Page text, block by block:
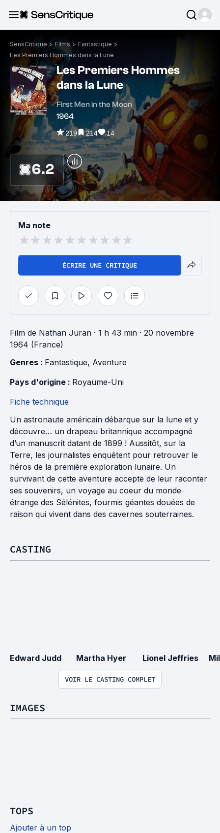
SensCritique > Films > Fantastique >
Les Premiers Hommes dans la Lune
Les Premiers Hommes
dans la Lune
First Men in the Moon
1964
219 214 14
6.2
Ma note
ÉCRIRE UNE CRITIQUE
Film de Nathan Juran · 1 h 43 min · 20 novembre
1964 (France)
Genres : Fantastique, Aventure
Pays d'origine : Royaume-Uni
Fiche technique
Un astronaute américain débarque sur la lune et y
découvre… un drapeau britannique accompagné
d’un manuscrit datant de 1899 ! Aussitôt, sur la
Terre, les journalistes enquêtent pour retrouver le
héros de la première exploration lunaire. Un
survivant de cette aventure accepte de leur raconter
ses souvenirs, un voyage au coeur du monde
étrange des Sélénites, fourmis géantes douées de
raison qui vivent dans des cavernes souterraines.
CASTING
Edward Judd Martha Hyer Lionel Jeffries
VOIR LE CASTING COMPLET
IMAGES
TOPS
Ajouter à un top